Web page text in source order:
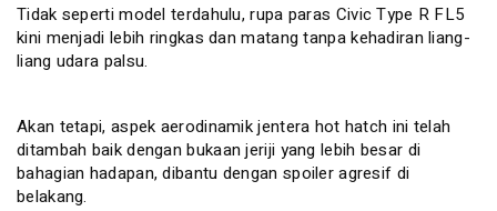
Tidak seperti model terdahulu, rupa paras Civic Type R FL5
kini menjadi lebih ringkas dan matang tanpa kehadiran liang-
liang udara palsu.
Akan tetapi, aspek aerodinamik jentera hot hatch ini telah
ditambah baik dengan bukaan jeriji yang lebih besar di
bahagian hadapan, dibantu dengan spoiler agresif di
belakang.